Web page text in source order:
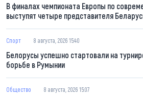
В финалах чемпионата Европы по
выступят четыре представителя
Спорт 8 августа, 2026 15:40
Белорусы успешно стартовали на
борьбе в Румынии
Общество 8 августа, 2026 15:07